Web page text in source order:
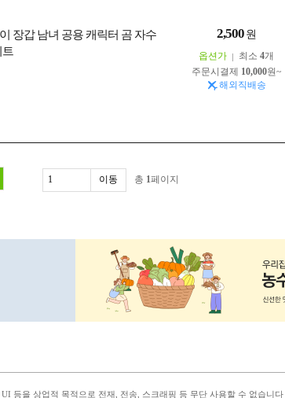
장갑 남녀 공용 캐릭터 곰 자수
2,500 원
옵션가 최소 4개
주문시결제 10,000원~
해외직배송
총 1페이지
등을 상업적 목적으로 전재, 전송, 스크래핑 등 무단 사용할 수 없습니다